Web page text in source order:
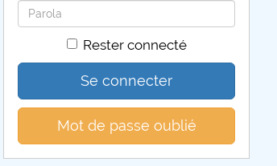
Mot
de
Rester connecté
Se connecter
Mot de passe oublié